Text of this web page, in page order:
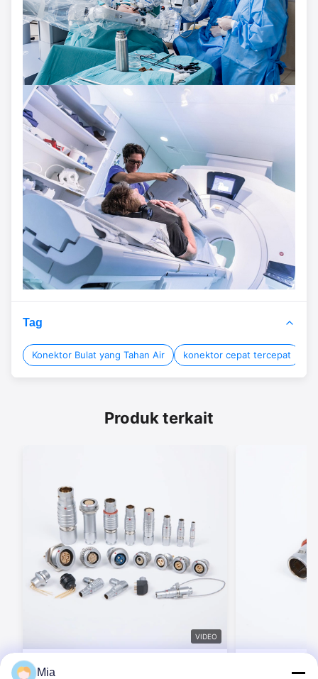
Tag
Konektor Bulat yang Tahan Air konektor cepat tercepat
Produk terkait
VIDEO
BEXKOM B Series ukuran 00B ~ 4B 2 ~
BEXKOM B
Mia